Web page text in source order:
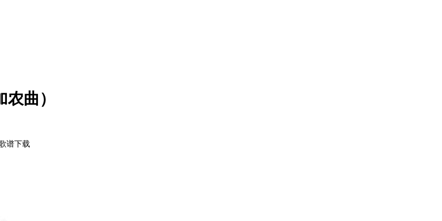
曲）
谱下载